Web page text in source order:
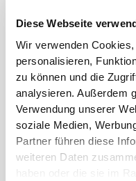
Diese Webseite
Wir verwenden
personalisieren,
zu können und die
analysieren. Außerdem
Verwendung unserer
soziale Medien,
Partner führen diese
weiteren Daten
Sich jeden Tag
können, das ist die